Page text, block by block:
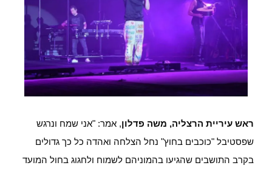
ראש עיריית הרצליה, משה פדלון, אמר: "אני שמח ונרגש
שפסטיבל "כוכבים בחוץ" נחל הצלחה ואהדה כל כך גדולים
בקרב התושבים שהגיעו בהמוניהם לשמוח ולחגוג בחול המועד